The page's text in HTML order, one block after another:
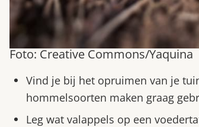
Foto: Creative Commons/Yaquina
Vind je bij het opruimen van je
hommelsoorten maken graag
Leg wat valappels op een